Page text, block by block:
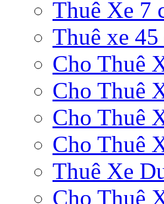
Thuê Xe 7
Thuê xe 45
Cho Thuê
Cho Thuê
Cho Thuê
Cho Thuê
Thuê Xe
Cho Thuê